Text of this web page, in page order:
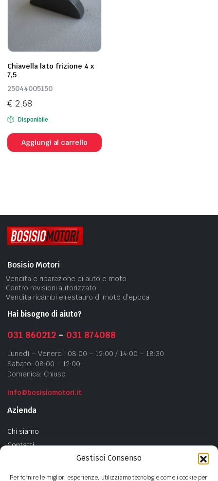
Gestisci Consenso
Per fornire le migliori esperienze, utilizziamo tecnologie come i cookie per
Chiavella lato frizione 4 x
7,5
25044005150
€ 2,68
Disponibile
Aggiungi al carrello
Bosisio Motori
Vendita e riparazione di auto e moto
Centro revisioni autorizzato
Vendita ricambi e restauro di moto d’epoca
Hai bisogno di aiuto?
031 860212– 031 874088
Lunedì – Venerdì: 08:00 – 12:00 / 14:00 – 18:30
Sabato: 08:00 – 12:00
Domenica: Chiuso
info@bosisiomotori.it
Azienda
Chi siamo
Contatti